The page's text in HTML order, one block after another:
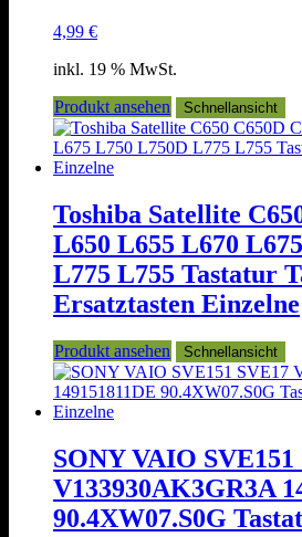
4,99 €
inkl. 19 % MwSt.
Produkt ansehen
Schnellansicht
Toshiba Satellite
L650 L655 L670
L775 L755 Tastatur
Ersatztasten Einzelne
Produkt ansehen Schnellansicht
SONY VAIO SVE151
V133930AK3GR3A
90.4XW07.S0G